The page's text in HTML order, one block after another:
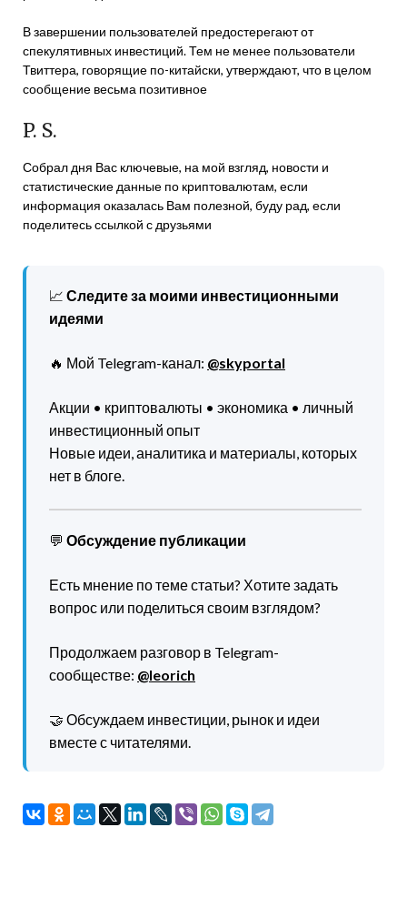
В завершении пользователей предостерегают от
спекулятивных инвестиций. Тем не менее пользователи
Твиттера, говорящие по-китайски, утверждают, что в целом
сообщение весьма позитивное
P. S.
Собрал дня Вас ключевые, на мой взгляд, новости и
статистические данные по криптовалютам, если
информация оказалась Вам полезной, буду рад, если
поделитесь ссылкой с друзьями
📈 Следите за моими инвестиционными
идеями
🔥 Мой Telegram-канал: @skyportal
Акции • криптовалюты • экономика • личный
инвестиционный опыт
Новые идеи, аналитика и материалы, которых
нет в блоге.
💬 Обсуждение публикации
Есть мнение по теме статьи? Хотите задать
вопрос или поделиться своим взглядом?
Продолжаем разговор в Telegram-
сообществе: @leorich
🤝 Обсуждаем инвестиции, рынок и идеи
вместе с читателями.